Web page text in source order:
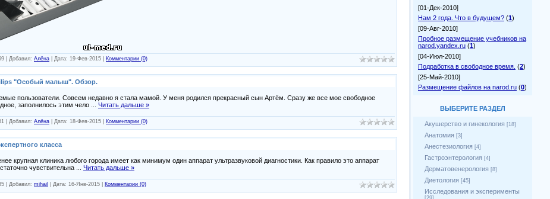
| Добавил: Алёна | Дата: 19-Фев-2015 Комментарии (0)
"Особый малыш". Обзор.
пользователи. Совсем недавно я стала мамой. У меня родился прекрасный сын Артём. Сразу же все мое свободное
заполнилось этим чело
Читать дальше »
| Добавил: Алёна | Дата: 18-Фев-2015 Комментарии (0)
класса
крупная клиника любого города имеет как минимум один аппарат ультразвуковой диагностики. Как правило это аппарат
чувствительна
Читать дальше »
| Добавил: mihail | Дата: 16-Янв-2015 Комментарии (0)
[01-Дек-2010]
Нам 2 года. Что в будущем? (1)
[09-Авг-2010]
Пробное размещение учебников на
narod.yandex.ru (1)
[04-Июл-2010]
Подработка в свободное время. (2)
[25-Май-2010]
Размещение файлов на narod.ru (0)
ВЫБЕРИТЕ РАЗДЕЛ
Акушерство и гинекология [18]
Анатомия [3]
Анестезиология [4]
Гастроэнтерология [4]
Дерматовенерология [8]
Диетология [45]
Исследования и эксперименты
[29]